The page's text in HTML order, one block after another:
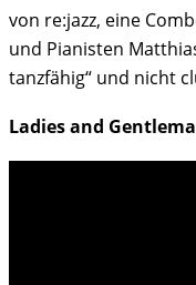
von re:jazz, eine
und Pianisten
tanzfähig“ und nicht
Ladies and